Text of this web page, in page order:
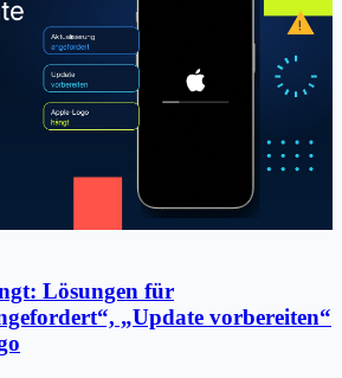
Lösungen für
„Update vorbereiten“